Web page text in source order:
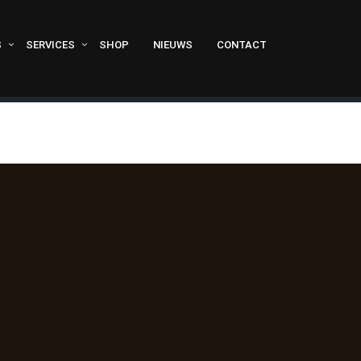
SERVICES SHOP NIEUWS CONTACT